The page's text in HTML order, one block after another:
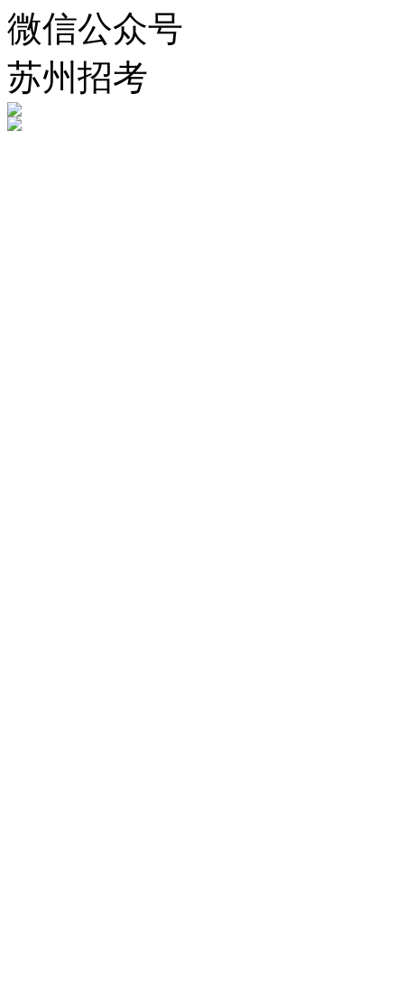
微信公众号
苏州招考